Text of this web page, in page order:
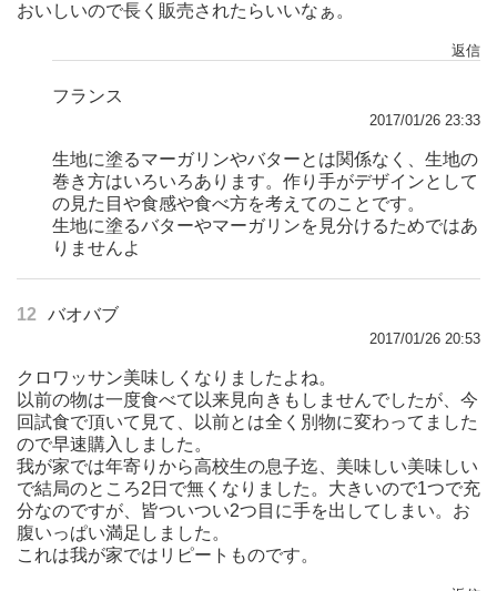
おいしいので長く販売されたらいいなぁ。
返信
フランス
2017/01/26 23:33
生地に塗るマーガリンやバターとは関係なく、生地の
巻き方はいろいろあります。作り手がデザインとして
の見た目や食感や食べ方を考えてのことです。
生地に塗るバターやマーガリンを見分けるためではあ
りませんよ
12 バオバブ
2017/01/26 20:53
クロワッサン美味しくなりましたよね。
以前の物は一度食べて以来見向きもしませんでしたが、今
回試食で頂いて見て、以前とは全く別物に変わってました
ので早速購入しました。
我が家では年寄りから高校生の息子迄、美味しい美味しい
で結局のところ2日で無くなりました。大きいので1つで充
分なのですが、皆ついつい2つ目に手を出してしまい。お
腹いっぱい満足しました。
これは我が家ではリピートものです。